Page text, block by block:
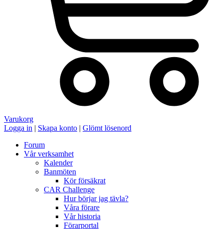
Varukorg
Logga in | Skapa konto | Glömt lösenord
Forum
Vår verksamhet
Kalender
Banmöten
Kör försäkrat
CAR Challenge
Hur börjar jag tävla?
Våra förare
Vår historia
Förarportal